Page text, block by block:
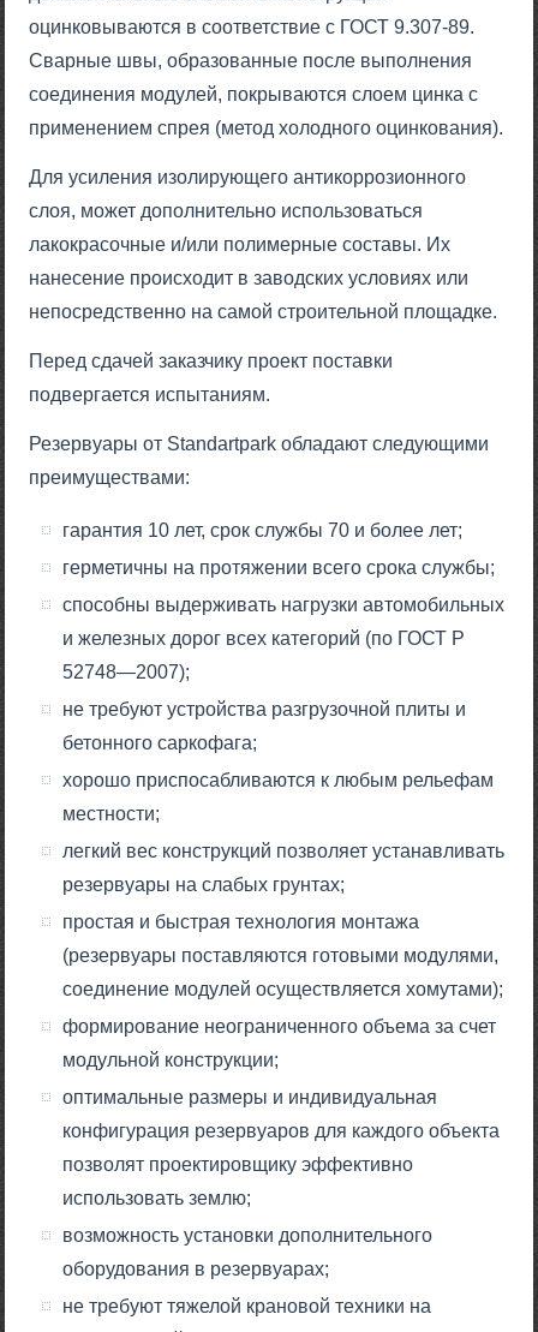
оцинковываются в соответствие с ГОСТ 9.307-89.
Сварные швы, образованные после выполнения
соединения модулей, покрываются слоем цинка с
применением спрея (метод холодного оцинкования).
Для усиления изолирующего антикоррозионного
слоя, может дополнительно использоваться
лакокрасочные и/или полимерные составы. Их
нанесение происходит в заводских условиях или
непосредственно на самой строительной площадке.
Перед сдачей заказчику проект поставки
подвергается испытаниям.
Резервуары от Standartpark обладают следующими
преимуществами:
гарантия 10 лет, срок службы 70 и более лет;
герметичны на протяжении всего срока службы;
способны выдерживать нагрузки автомобильных
и железных дорог всех категорий (по ГОСТ Р
52748—2007);
не требуют устройства разгрузочной плиты и
бетонного саркофага;
хорошо приспосабливаются к любым рельефам
местности;
легкий вес конструкций позволяет устанавливать
резервуары на слабых грунтах;
простая и быстрая технология монтажа
(резервуары поставляются готовыми модулями,
соединение модулей осуществляется хомутами);
формирование неограниченного объема за счет
модульной конструкции;
оптимальные размеры и индивидуальная
конфигурация резервуаров для каждого объекта
позволят проектировщику эффективно
использовать землю;
возможность установки дополнительного
оборудования в резервуарах;
не требуют тяжелой крановой техники на